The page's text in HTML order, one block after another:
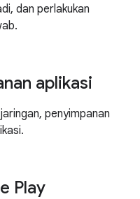
dan perlakukan
aplikasi
penyimpanan
Play